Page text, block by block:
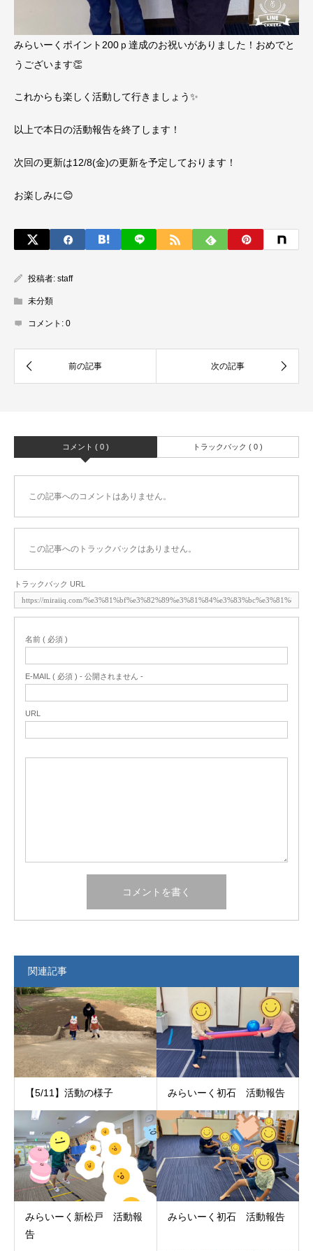
みらいーくポイント200ｐ達成のお祝いがありました！おめでと
うございます👏
これからも楽しく活動して行きましょう✨
以上で本日の活動報告を終了します！
次回の更新は12/8(金)の更新を予定しております！
お楽しみに😊
投稿者: staff
未分類
コメント: 0
コメント ( 0 ) トラックバック ( 0 )
この記事へのコメントはありません。
この記事へのトラックバックはありません。
トラックバック URL
名前 ( 必須 )
E-MAIL ( 必須 ) - 公開されません -
URL
関連記事
【5/11】活動の様子 みらいーく初石 活動報告
みらいーく新松戸 活動報
告
みらいーく初石 活動報告